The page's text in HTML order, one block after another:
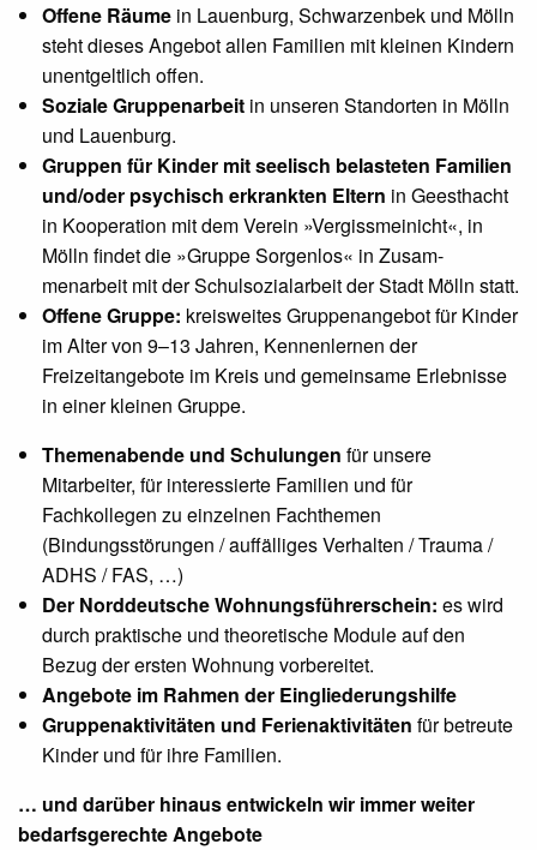
Offene Räume in Lauenburg, Schwarzenbek und Mölln
steht dieses Angebot allen Familien mit kleinen Kindern
unent­geltlich offen.
Soziale Gruppenarbeit in unseren Standorten in Mölln
und Lauenburg.
Gruppen für Kinder mit seelisch belasteten Familien
und/oder psychisch erkrankten Eltern in Geesthacht
in Kooperation mit dem Verein »Vergiss­mei­nicht«, in
Mölln findet die »Gruppe Sorgenlos« in Zusam­
menarbeit mit der Schulsozialarbeit der Stadt Mölln statt.
Offene Gruppe: kreisweites Gruppenangebot für Kinder
im Alter von 9–13 Jahren, Kennenlernen der
Freizeitangebote im Kreis und gemeinsame Erlebnisse
in einer kleinen Gruppe.
Themenabende und Schulungen für unsere
Mitarbeiter, für interessierte Familien und für
Fachkollegen zu einzelnen Fachthemen
(Bindungsstörungen / auffälliges Verhalten / Trauma /
ADHS / FAS, …)
Der Norddeutsche Wohnungsführerschein: es wird
durch praktische und theoretische Module auf den
Bezug der ersten Wohnung vorbereitet.
Angebote im Rahmen der Eingliederungshilfe
Gruppenaktivitäten und Ferienaktivitäten für betreute
Kinder und für ihre Familien.
… und darüber hinaus entwickeln wir immer weiter
bedarfsgerechte Angebote